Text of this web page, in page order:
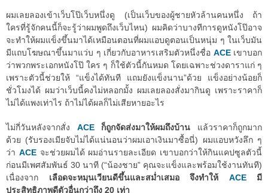
ผมเลยลองเข้าเว็บโป๊เว็บหนึ่งดู (เป็นเว็บของผู้ชายหัวล้านคนหนึ่ง ถ้า
ใครที่รู้จักคนนี้ก็จะรู้ว่าผมพูดถึงเว็บไหน) ผมคิดว่าบางทีการดูหนังโป๊อาจ
จะทำให้ผมแข็งขึ้นมาได้เหมือนตอนที่ผมแอบดูตอนเป็นหนุ่ม ๆ ในเว็บมัน
มีแถบโฆษณาขึ้นมาแว่บ ๆ เกี่ยวกับอาหารเสริมตัวหนึ่งชื่อ ACEเขาบอก
ว่าพวกพระเอกหนังโป๊ ใคร ๆ ก็ใช้ตัวนี้กันหมด โดยเฉพาะช่วงดาราแก่ ๆ
เพราะตัวนี้ช่วยให้ “แข็งได้ทันที แถมยังแข็งนาน”ด้วย แข็งอย่างน้อยก็
ชั่วโมงได้ ผมว่าเว็บนี้คงไม่หลอกมั้ง ผมเลยลองสั่งมากินดู เพราะราคาก็
ไม่ได้แพงเท่าไร ถ้าไม่ได้ผลก็ไม่เสียหายอะไร
ไม่กี่วันหลังจากสั่ง ACE ก็ถูกจัดส่งมาให้ผมถึงบ้าน แล้วราคาก็ถูกมาก
ด้วย (รับรองเมียจับไม่ได้แน่นอนว่าผมเอาเงินมาซื้อนี่) ผมแอบหวังลึก ๆ
ว่า ACEจะช่วยผมได้ ผมอ่านรายละเอียด เขาบอกว่าให้กินแคปซูลตัวนี้
ก่อนมีเพศสัมพันธ์ 30 นาที (“น้องชาย” คุณจะแข็งและพร้อมใช้งานทันที)
เนื่องจาก เลือดจะหมุนเวียนดีขึ้นและสม่ำเสมอ จึงทำให้ ACEมี
ประสิทธิภาพดีตัวอื่นกว่าถึง 20 เท่า